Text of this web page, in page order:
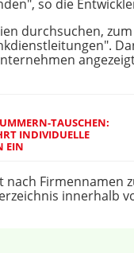
so die
durchsuchen, zum
TAUSCHEN:
INDIVIDUELLE
EIN
nach Firmennamen
innerhalb